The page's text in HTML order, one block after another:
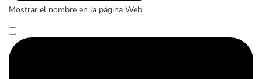
Mostrar el nombre en la página Web